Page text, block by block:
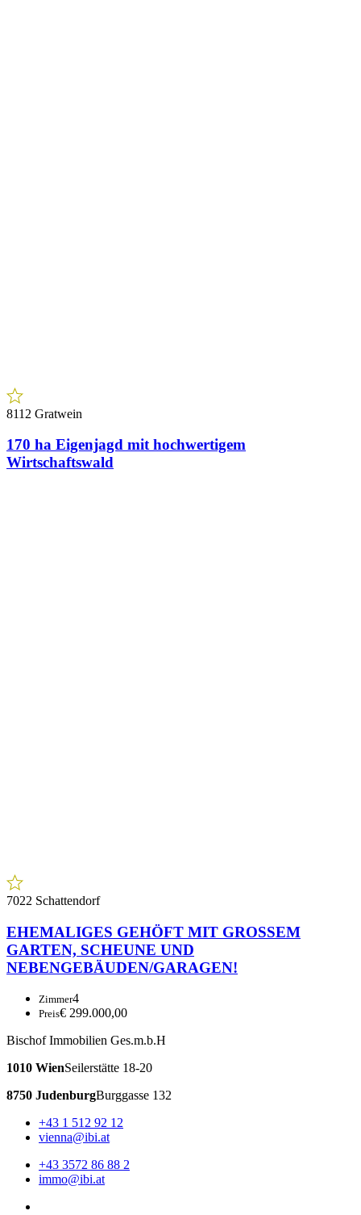
8112 Gratwein
170 ha Eigenjagd mit hochwertigem
Wirtschaftswald
7022 Schattendorf
EHEMALIGES GEHÖFT MIT GROSSEM
GARTEN, SCHEUNE UND
NEBENGEBÄUDEN/GARAGEN!
Zimmer4
Preis€ 299.000,00
Bischof Immobilien Ges.m.b.H
1010 WienSeilerstätte 18-20
8750 JudenburgBurggasse 132
+43 1 512 92 12
vienna@ibi.at
+43 3572 86 88 2
immo@ibi.at